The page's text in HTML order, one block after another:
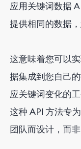
应用关键词数据
提供相同的数据
这意味着您可以
据集成到您自己
应关键词变化的
这种 API 方法专
团队而设计，而